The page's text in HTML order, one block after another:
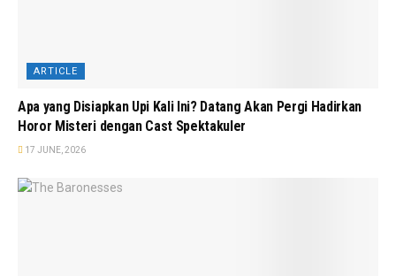
ARTICLE
Apa yang Disiapkan Upi Kali Ini? Datang Akan Pergi Hadirkan
Horor Misteri dengan Cast Spektakuler
17 JUNE, 2026